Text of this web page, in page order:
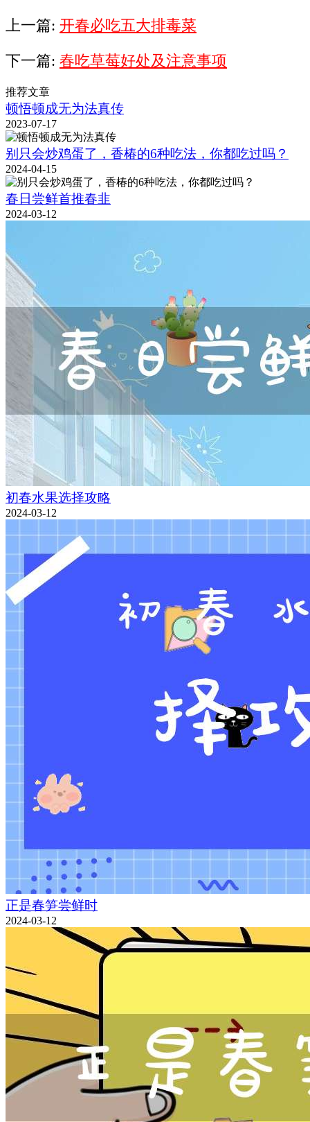
上一篇: 开春必吃五大排毒菜
下一篇: 春吃草莓好处及注意事项
推荐文章
顿悟顿成无为法真传
2023-07-17
别只会炒鸡蛋了，香椿的6种吃法，你都吃过吗？
2024-04-15
春日尝鲜首推春韭
2024-03-12
初春水果选择攻略
2024-03-12
正是春笋尝鲜时
2024-03-12